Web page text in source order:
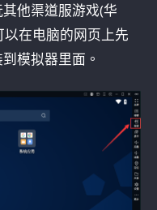
他渠道服游戏(华
以在电脑的网页上先
模拟器里面。